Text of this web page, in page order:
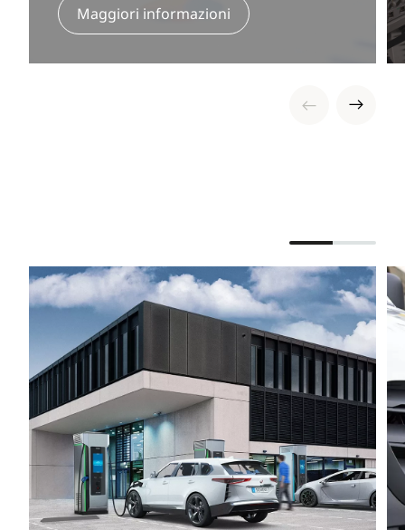
tuo progetto e le tue esigenze, in
conformità alle normative vigenti.
Maggiori informazioni